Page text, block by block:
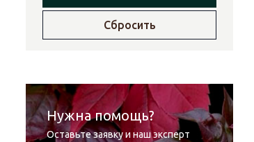
Сбросить
Нужна помощь?
Оставьте заявку и наш эксперт